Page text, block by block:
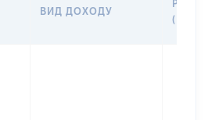
ВИД ДОХОДУ